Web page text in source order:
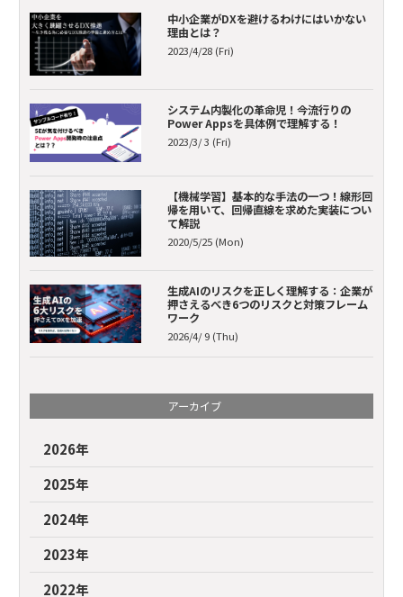
中小企業がDXを避けるわけにはいかない
理由とは？
2023/4/28 (Fri)
システム内製化の革命児！今流行りの
Power Appsを具体例で理解する！
2023/3/ 3 (Fri)
【機械学習】基本的な手法の一つ！線形回
帰を用いて、回帰直線を求めた実装につい
て解説
2020/5/25 (Mon)
生成AIのリスクを正しく理解する：企業が
押さえるべき6つのリスクと対策フレーム
ワーク
2026/4/ 9 (Thu)
アーカイブ
2026年
2025年
2024年
2023年
2022年